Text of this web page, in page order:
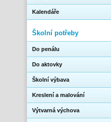
Kalendáře
Školní potřeby
Do penálu
Do aktovky
Školní výbava
Kreslení a malování
Výtvarná výchova